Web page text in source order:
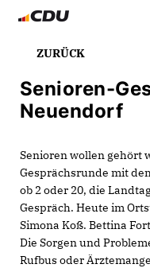
ZURÜCK
Senioren-
Neuendorf
Senioren wollen gehört
Gesprächsrunde mit
ob 2 oder 20, die
Gespräch. Heute im
Simona Koß. Bettina
Die Sorgen und
Rufbus oder